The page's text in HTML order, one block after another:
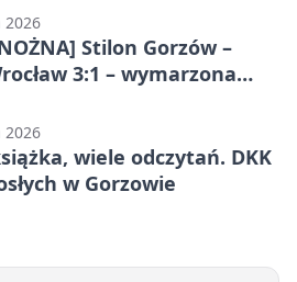
2026
Stilon Gorzów –
3:1 – wymarzona
(Grupa III)
2026
wiele odczytań. DKK
w Gorzowie